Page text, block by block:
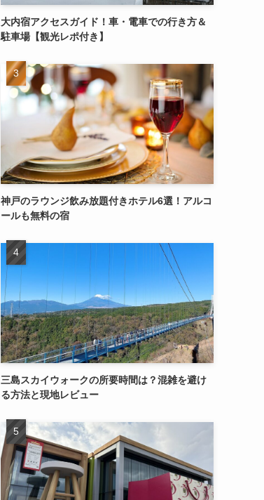
大内宿アクセスガイド！車・電車での行き方＆
駐車場【観光レポ付き】
神戸のラウンジ飲み放題付きホテル6選！アルコ
ールも無料の宿
三島スカイウォークの所要時間は？混雑を避け
る方法と現地レビュー